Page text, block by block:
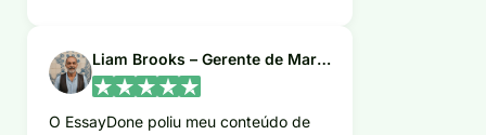
Liam Brooks – Gerente de Marketing Digital
O EssayDone poliu meu conteúdo de